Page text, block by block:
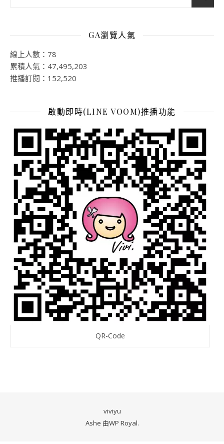
GA瀏覽人氣
線上人數：78
累積人氣：47,495,203
推播訂閱：152,520
啟動即時(LINE VOOM)推播功能
QR-Code
viviyu
Ashe 由WP Royal.